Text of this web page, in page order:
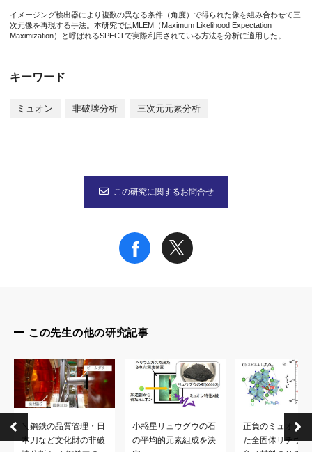
1. Radioisotope Research Center, Institute for Radiation
2. Kavli Institute for the Physics and Mathematics of the
4. Department of Physics, The University of Tokyo, 7-3-1
6. High Energy Accelerator Research Organization (KEK),
二宮和彦准教授 研究者総覧
イメージング検出器により複数の異なる条件（角度）で得られた像を組み合わせて三
次元像を再現する手法。本研究ではMLEM（Maximum Likelihood Expectation
Maximization）と呼ばれるSPECTで実際利用されている方法を分析に適用した。
キーワード
ミュオン 非破壊分析 三次元元素分析
この研究に関するお問合せ
この先生の他の研究記事
＼鋼鉄の品質管理・日
本刀など文化財の非破
小惑星リュウグウの石
の平均的元素組成を決
正負のミュオンで
た全固体リチウム